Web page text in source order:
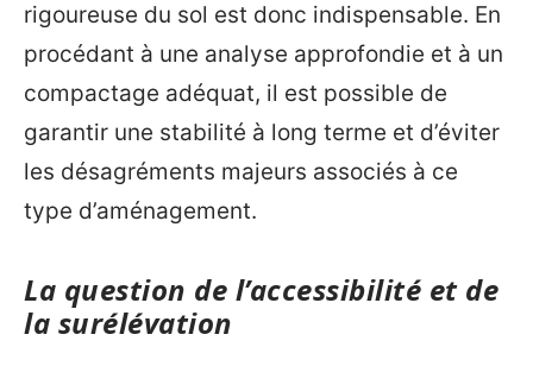
rigoureuse du sol est donc indispensable. En
procédant à une analyse approfondie et à un
compactage adéquat, il est possible de
garantir une stabilité à long terme et d’éviter
les désagréments majeurs associés à ce
type d’aménagement.
La question de l’accessibilité et de
la surélévation